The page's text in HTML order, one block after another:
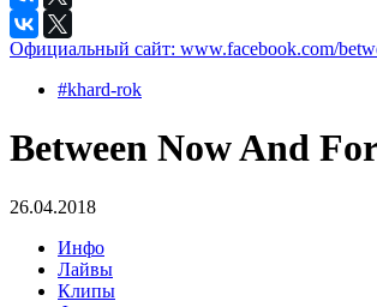
Официальный сайт: www.facebook.com/
#khard-rok
Between Now And
26.04.2018
Инфо
Лайвы
Клипы